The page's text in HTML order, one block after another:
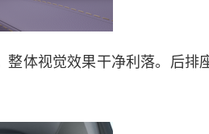
体视觉效果干净利落。后排